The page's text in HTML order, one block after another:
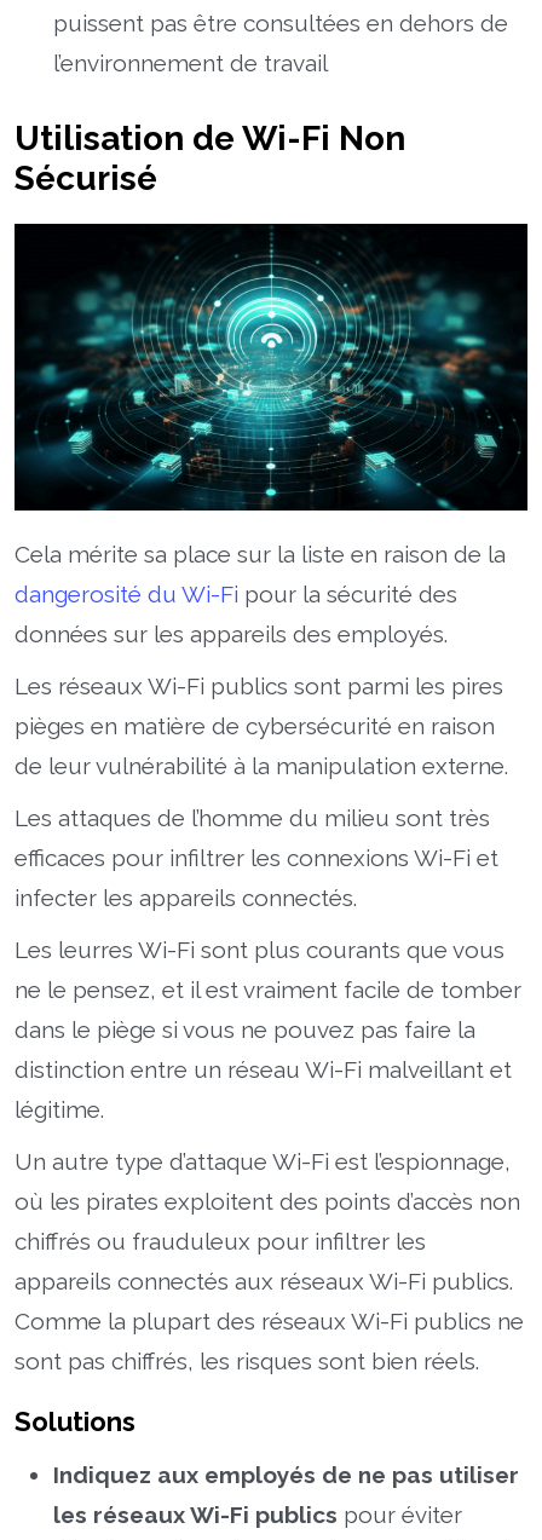
puissent pas être consultées en dehors de
l’environnement de travail
Utilisation de Wi-Fi Non
Sécurisé
Cela mérite sa place sur la liste en raison de la
dangerosité du Wi-Fi pour la sécurité des
données sur les appareils des employés.
Les réseaux Wi-Fi publics sont parmi les pires
pièges en matière de cybersécurité en raison
de leur vulnérabilité à la manipulation externe.
Les attaques de l’homme du milieu sont très
efficaces pour infiltrer les connexions Wi-Fi et
infecter les appareils connectés.
Les leurres Wi-Fi sont plus courants que vous
ne le pensez, et il est vraiment facile de tomber
dans le piège si vous ne pouvez pas faire la
distinction entre un réseau Wi-Fi malveillant et
légitime.
Un autre type d’attaque Wi-Fi est l’espionnage,
où les pirates exploitent des points d’accès non
chiffrés ou frauduleux pour infiltrer les
appareils connectés aux réseaux Wi-Fi publics.
Comme la plupart des réseaux Wi-Fi publics ne
sont pas chiffrés, les risques sont bien réels.
Solutions
Indiquez aux employés de ne pas utiliser
les réseaux Wi-Fi publics pour éviter